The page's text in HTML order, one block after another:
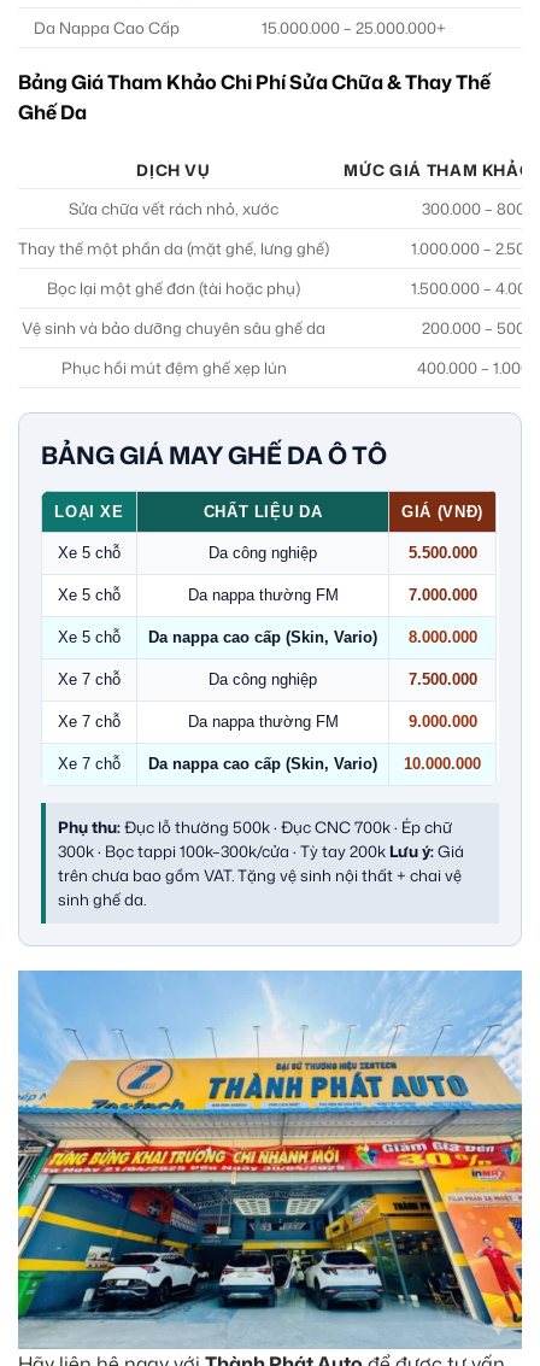
Da Nappa Cao Cấp
15.000.000 – 25.000.000+
Bảng Giá Tham Khảo Chi Phí Sửa Chữa & Thay Thế
Ghế Da
DỊCH VỤ
MỨC GIÁ THAM
Sửa chữa vết rách nhỏ, xước
300.000 –
Thay thế một phần da (mặt ghế, lưng ghế)
1.000.000 –
Bọc lại một ghế đơn (tài hoặc phụ)
1.500.000 –
Vệ sinh và bảo dưỡng chuyên sâu ghế da
200.000 –
Phục hồi mút đệm ghế xẹp lún
400.000 –
BẢNG GIÁ MAY GHẾ DA Ô TÔ
LOẠI XE CHẤT LIỆU DA GIÁ (VNĐ)
Xe 5 chỗ Da công nghiệp 5.500.000
Xe 5 chỗ Da nappa thường FM 7.000.000
Xe 5 chỗ Da nappa cao cấp (Skin, Vario) 8.000.000
Xe 7 chỗ Da công nghiệp 7.500.000
Xe 7 chỗ Da nappa thường FM 9.000.000
Xe 7 chỗ Da nappa cao cấp (Skin, Vario) 10.000.000
Phụ thu:Đục lỗ thường 500k · Đục CNC 700k · Ép chữ
300k · Bọc tappi 100k–300k/cửa · Tỳ tay 200kLưu ý:Giá
trên chưa bao gồm VAT. Tặng vệ sinh nội thất + chai vệ
sinh ghế da.